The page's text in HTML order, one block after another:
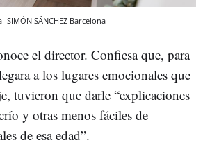
SIMÓN SÁNCHEZ Barcelona
el director. Confiesa que, para
a los lugares emocionales que
tuvieron que darle “explicaciones
y otras menos fáciles de
de esa edad”.